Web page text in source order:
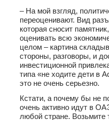
– На мой взгляд,
переоценивают. Вид
которая сносит
оценивать всю
целом – картина
стороны, разговоры, и
инвестиционной
типа «не ходите дети в
это не очень серьезно.
Кстати, а почему бы не
очень активно идут в
любой стране. Возьмите